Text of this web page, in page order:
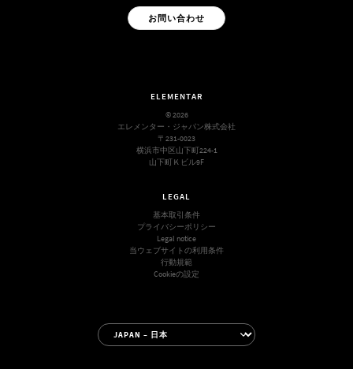
お問い合わせ
ELEMENTAR
© 2026
エレメンター・ジャパン株式会社
〒231-0023
横浜市中区山下町224-1
山下町Ｋビル9F
LEGAL
基本取引条件
プライバシーポリシー
Legal notice
当ウェブサイトの利用条件
行動規範
Cookieの設定